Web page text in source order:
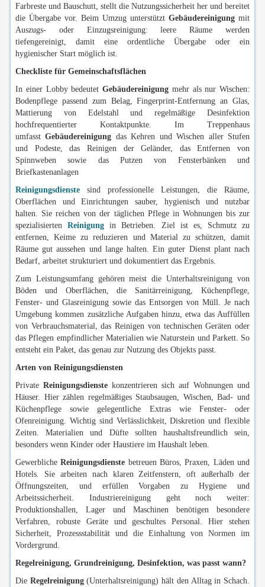
Farbreste und Bauschutt, stellt die Nutzungssicherheit her und bereitet
die Übergabe vor. Beim Umzug unterstützt Gebäudereinigung mit
Auszugs- oder Einzugsreinigung: leere Räume werden
tiefengereinigt, damit eine ordentliche Übergabe oder ein
hygienischer Start möglich ist.
Checkliste für Gemeinschaftsflächen
In einer Lobby bedeutet Gebäudereinigung mehr als nur Wischen:
Bodenpflege passend zum Belag, Fingerprint-Entfernung an Glas,
Mattierung von Edelstahl und regelmäßige Desinfektion
hochfrequentierter Kontaktpunkte. Im Treppenhaus
umfasstGebäudereinigung das Kehren und Wischen aller Stufen
und Podeste, das Reinigen der Geländer, das Entfernen von
Spinnweben sowie das Putzen von Fensterbänken und
Briefkastenanlagen
Reinigungsdienste sind professionelle Leistungen, die Räume,
Oberflächen und Einrichtungen sauber, hygienisch und nutzbar
halten. Sie reichen von der täglichen Pflege in Wohnungen bis zur
spezialisiertenReinigung in Betrieben. Ziel ist es, Schmutz zu
entfernen, Keime zu reduzieren und Material zu schützen, damit
Räume gut aussehen und lange halten. Ein guter Dienst plant nach
Bedarf, arbeitet strukturiert und dokumentiert das Ergebnis.
Zum Leistungsumfang gehören meist die Unterhaltsreinigung von
Böden und Oberflächen, die Sanitärreinigung, Küchenpflege,
Fenster- und Glasreinigung sowie das Entsorgen von Müll. Je nach
Umgebung kommen zusätzliche Aufgaben hinzu, etwa das Auffüllen
von Verbrauchsmaterial, das Reinigen von technischen Geräten oder
das Pflegen empfindlicher Materialien wie Naturstein und Parkett. So
entsteht ein Paket, das genau zur Nutzung des Objekts passt.
Arten von Reinigungsdiensten
Private Reinigungsdienste konzentrieren sich auf Wohnungen und
Häuser. Hier zählen regelmäßiges Staubsaugen, Wischen, Bad- und
Küchenpflege sowie gelegentliche Extras wie Fenster- oder
Ofenreinigung. Wichtig sind Verlässlichkeit, Diskretion und flexible
Zeiten. Materialien und Düfte sollten haushaltsfreundlich sein,
besonders wenn Kinder oder Haustiere im Haushalt leben.
GewerblicheReinigungsdienste betreuen Büros, Praxen, Läden und
Hotels. Sie arbeiten nach klaren Zeitfenstern, oft außerhalb der
Öffnungszeiten, und erfüllen Vorgaben zu Hygiene und
Arbeitssicherheit. Industriereinigung geht noch weiter:
Produktionshallen, Lager und Maschinen benötigen besondere
Verfahren, robuste Geräte und geschultes Personal. Hier stehen
Sicherheit, Prozessstabilität und die Einhaltung von Normen im
Vordergrund.
Regelreinigung, Grundreinigung, Desinfektion, was passt wann?
Die Regelreinigung(Unterhaltsreinigung) hält den Alltag in Schach.